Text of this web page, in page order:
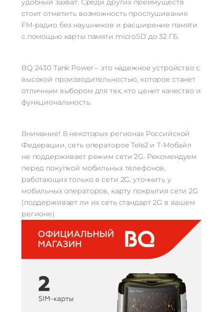
удобный захват. Среди других преимуществ
стоит отметить возможность прослушивания
FM-радио без наушников и расширение памяти
с помощью карты памяти microSD до 32 ГБ.
BQ 2430 Tank Power – это надежное устройство с
высокой производительностью, которое станет
отличным выбором для тех, кто ценит качество и
функциональность.
Внимание! В некоторых регионах Российской
Федерации, сеть операторов Tele2 и Т-Мобайл
не поддерживает режим сети 2G. Рекомендуем
перед покупкой мобильных телефонов,
работающих только в сети 2G, уточнить у
мобильных операторов, карту покрытия сети 2G
(поддерживает ли их сеть стандарт 2G в вашем
регионе)